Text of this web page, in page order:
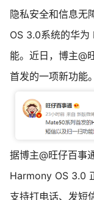
隐私安全和信息无
OS 3.0系统的华
能。近日，博主@
首发的一项新功能。
据博主@旺仔百事
Harmony OS 3.0
支持打电话、发短